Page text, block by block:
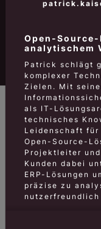
Open-
analytischem
Patrick schlägt
komplexer
Zielen. Mit
als IT-
technisches
Leidenschaft
Open-Source-
Projektleiter
Kunden dabei
ERP-Lösungen
präzise zu